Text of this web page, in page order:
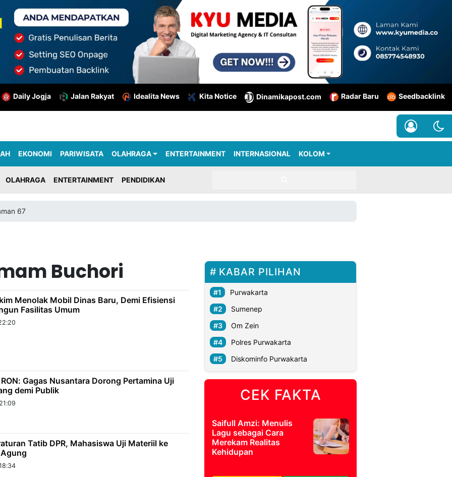
Daily Jogja Jalan Rakyat Idealita News Kita Notice Dinamikapost.com Radar Baru Seedbacklink
EKONOMI PARIWISATA OLAHRAGA ENTERTAINMENT INTERNASIONAL KOLOM
OLAHRAGA ENTERTAINMENT PENDIDIKAN
67
Buchori
Menolak Mobil Dinas Baru, Demi Efisiensi
Fasilitas Umum
Gagas Nusantara Dorong Pertamina Uji
demi Publik
Tatib DPR, Mahasiswa Uji Materiil ke
KABAR PILIHAN
Purwakarta
Sumenep
Om Zein
Polres Purwakarta
Diskominfo Purwakarta
CEK FAKTA
Saifull Amzi: Menulis
Lagu sebagai Cara
Merekam Realitas
Kehidupan